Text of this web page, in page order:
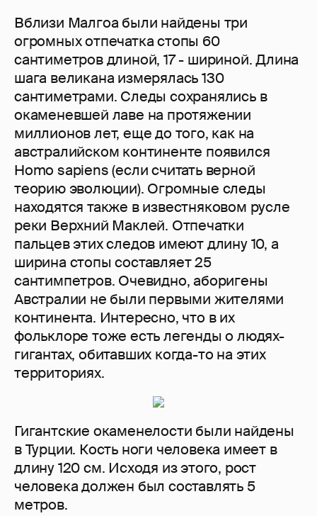
Вблизи Малгоа были найдены три
огромных отпечатка стопы 60
сантиметров длиной, 17 - шириной. Длина
шага великана измерялась 130
сантиметрами. Следы сохранялись в
окаменевшей лаве на протяжении
миллионов лет, еще до того, как на
австралийском континенте появился
Homo sapiens (если считать верной
теорию эволюции). Огромные следы
находятся также в известняковом русле
реки Верхний Маклей. Отпечатки
пальцев этих следов имеют длину 10, а
ширина стопы составляет 25
сантимпетров. Очевидно, аборигены
Австралии не были первыми жителями
континента. Интересно, что в их
фольклоре тоже есть легенды о людях-
гигантах, обитавших когда-то на этих
территориях.
Гигантские окаменелости были найдены
в Турции. Кость ноги человека имеет в
длину 120 см. Исходя из этого, рост
человека должен был составлять 5
метров.